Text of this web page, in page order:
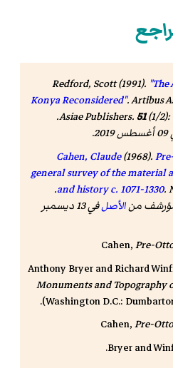
Redford, Scott (1991).
Konya Reconsidered".Artibus
Asiae Publishers. 51(1/2):
.
.
Cahen, Claude(1968).
general survey of the material
and history c. 1071-1330
. New York: Taplinger.
الأصل
في 13 ديسمبر
Cahen,Pre-
Anthony Bryer and Richard
Monuments and Topography
(Washington D.C.:
Cahen,Pre-
Bryer and